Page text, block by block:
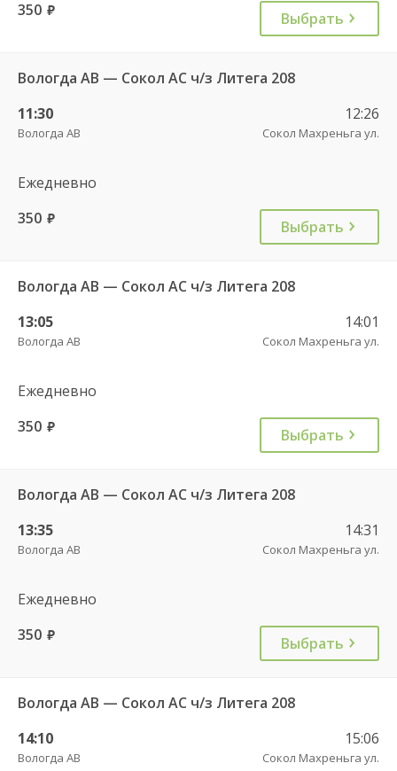
350 руб. Выбрать
Вологда АВ — Сокол АС ч/з Литега 208
11:30
Вологда АВ
12:26
Сокол Махреньга ул.
Ежедневно
350 руб. Выбрать
Вологда АВ — Сокол АС ч/з Литега 208
13:05
Вологда АВ
14:01
Сокол Махреньга ул.
Ежедневно
350 руб. Выбрать
Вологда АВ — Сокол АС ч/з Литега 208
13:35
Вологда АВ
14:31
Сокол Махреньга ул.
Ежедневно
350 руб. Выбрать
Вологда АВ — Сокол АС ч/з Литега 208
14:10
Вологда АВ
15:06
Сокол Махреньга ул.